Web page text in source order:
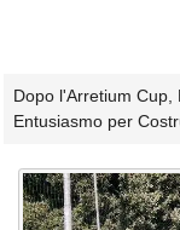
Dopo l'Arretium Cup,
Entusiasmo per